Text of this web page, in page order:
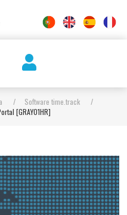
/ Software time.track
/
[GRAY01HR]